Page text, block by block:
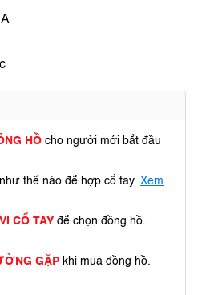
HỒ cho người mới bắt đầu
thế nào để hợp cổ tay Xem
CỔ TAY để chọn đồng hồ.
GẶP khi mua đồng hồ.